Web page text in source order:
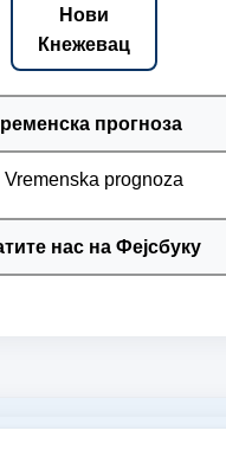
Нови
Кнежевац
прогноза
нас на Фејсбуку